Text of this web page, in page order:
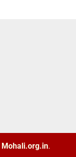
Mohali.org.in.